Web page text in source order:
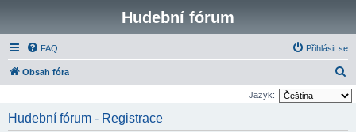
Hudební fórum
FAQ Přihlásit se
Obsah fóra
l
Jazyk:
Hudební fórum - Registrace